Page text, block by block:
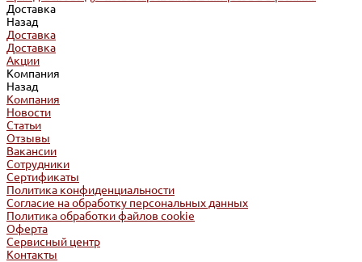
Доставка
Назад
Доставка
Доставка
Акции
Компания
Назад
Компания
Новости
Статьи
Отзывы
Вакансии
Сотрудники
Сертификаты
Политика конфиденциальности
Согласие на обработку персональных данных
Политика обработки файлов cookie
Оферта
Сервисный центр
Контакты